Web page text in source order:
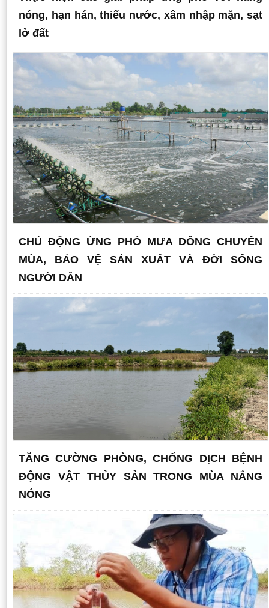
nóng, hạn hán, thiếu nước, xâm nhập mặn, sạt
lở đất
CHỦ ĐỘNG ỨNG PHÓ MƯA DÔNG CHUYỂN
MÙA, BẢO VỆ SẢN XUẤT VÀ ĐỜI SỐNG
NGƯỜI DÂN
TĂNG CƯỜNG PHÒNG, CHỐNG DỊCH BỆNH
ĐỘNG VẬT THỦY SẢN TRONG MÙA NẮNG
NÓNG